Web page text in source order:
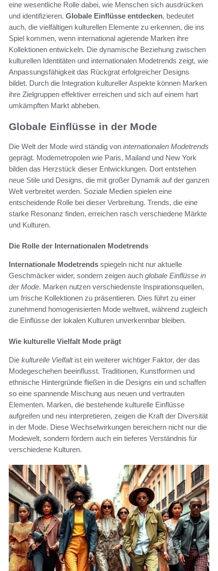
eine wesentliche Rolle dabei, wie Menschen sich ausdrücken
und identifizieren. Globale Einflüsse entdecken, bedeutet
auch, die vielfältigen kulturellen Elemente zu erkennen, die ins
Spiel kommen, wenn international agierende Marken ihre
Kollektionen entwickeln. Die dynamische Beziehung zwischen
kulturellen Identitäten und internationalen Modetrends zeigt, wie
Anpassungsfähigkeit das Rückgrat erfolgreicher Designs
bildet. Durch die Integration kultureller Aspekte können Marken
ihre Zielgruppen effektiver erreichen und sich auf einem hart
umkämpften Markt abheben.
Globale Einflüsse in der Mode
Die Welt der Mode wird ständig von internationalen Modetrends
geprägt. Modemetropolen wie Paris, Mailand und New York
bilden das Herzstück dieser Entwicklungen. Dort entstehen
neue Stile und Designs, die mit großer Dynamik auf der ganzen
Welt verbreitet werden. Soziale Medien spielen eine
entscheidende Rolle bei dieser Verbreitung. Trends, die eine
starke Resonanz finden, erreichen rasch verschiedene Märkte
und Kulturen.
Die Rolle der Internationalen Modetrends
Internationale Modetrends spiegeln nicht nur aktuelle
Geschmäcker wider, sondern zeigen auch globale Einflüsse in
der Mode. Marken nutzen verschiedenste Inspirationsquellen,
um frische Kollektionen zu präsentieren. Dies führt zu einer
zunehmend homogenisierten Mode weltweit, während zugleich
die Einflüsse der lokalen Kulturen unverkennbar bleiben.
Wie kulturelle Vielfalt Mode prägt
Die kulturelle Vielfaltist ein weiterer wichtiger Faktor, der das
Modegeschehen beeinflusst. Traditionen, Kunstformen und
ethnische Hintergründe fließen in die Designs ein und schaffen
so eine spannende Mischung aus neuen und vertrauten
Elementen. Marken, die bestehende kulturelle Einflüsse
aufgreifen und neu interpretieren, zeigen die Kraft der Diversität
in der Mode. Diese Wechselwirkungen bereichern nicht nur die
Modewelt, sondern fördern auch ein tieferes Verständnis für
verschiedene Kulturen.